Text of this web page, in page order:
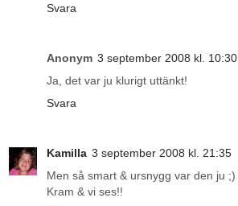
Svara
Anonym 3 september 2008 kl. 10:30
Ja, det var ju klurigt uttänkt!
Svara
Kamilla 3 september 2008 kl. 21:35
Men så smart & ursnygg var den ju ;)
Kram & vi ses!!